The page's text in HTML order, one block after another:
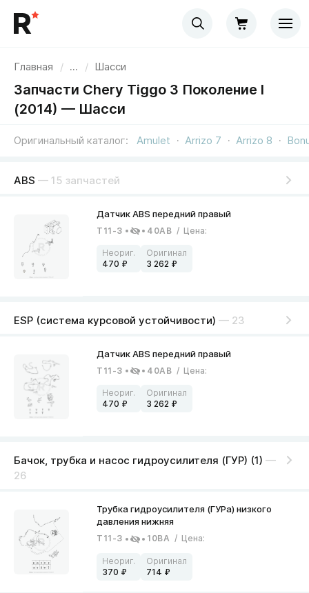
Главная / ... / Шасси
Запчасти Chery Tiggo 3 Поколение I
(2014) — Шасси
Оригинальный каталог Amulet Arrizo 7 Arrizo 8
ABS — 15 запчастей
T11-3 40AB / Цена:
470 3 262
ESP (система курсовой устойчивости) — 23
T11-3 40AB / Цена:
470 3 262
Бачок, трубка и насос гидроусилителя (ГУР) (1) —
26
T11-3 10BA / Цена:
370 714